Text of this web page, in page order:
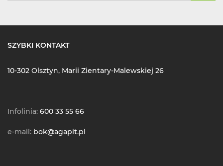
SZYBKI KONTAKT
10-302 Olsztyn, Marii Zientary-Malewskiej 26
Infolinia: 600 33 55 66
e-mail: bok@agapit.pl